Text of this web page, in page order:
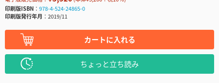
印刷版ISBN
978-4-524-24865-0
印刷版発行年月
2019/11
カートに入れる
ちょっと立ち読み